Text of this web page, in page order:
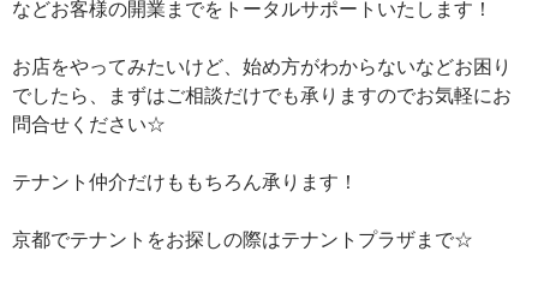
などお客様の開業までをトータルサポートいたします！
お店をやってみたいけど、始め方がわからないなどお困り
でしたら、まずはご相談だけでも承りますのでお気軽にお
問合せください☆
テナント仲介だけももちろん承ります！
京都でテナントをお探しの際はテナントプラザまで☆